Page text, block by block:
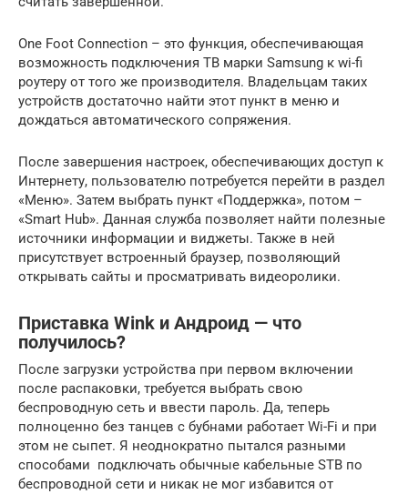
One Foot Connection – это функция, обеспечивающая
возможность подключения ТВ марки Samsung к wi-fi
роутеру от того же производителя. Владельцам таких
устройств достаточно найти этот пункт в меню и
дождаться автоматического сопряжения.
После завершения настроек, обеспечивающих доступ к
Интернету, пользователю потребуется перейти в раздел
«Меню». Затем выбрать пункт «Поддержка», потом –
«Smart Hub». Данная служба позволяет найти полезные
источники информации и виджеты. Также в ней
присутствует встроенный браузер, позволяющий
открывать сайты и просматривать видеоролики.
Приставка Wink и Андроид — что
получилось?
После загрузки устройства при первом включении
после распаковки, требуется выбрать свою
беспроводную сеть и ввести пароль. Да, теперь
полноценно без танцев с бубнами работает Wi-Fi и при
этом не сыпет. Я неоднократно пытался разными
способами подключать обычные кабельные STB по
беспроводной сети и никак не мог избавится от